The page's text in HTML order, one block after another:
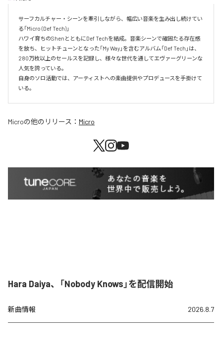
サーフカルチャー・シーンを牽引しながら、幅広い音楽を生み出し続けてい
る「Micro (Def Tech)」
ハワイ育ちのShenとともにDef Techを結成。音楽シーンで確固たる存在感
を放ち、ヒットチューンとなった「My Way」を含むアルバム「Def Tech」は、
280万枚以上のセールスを記録し、様々な世代を通してエヴァーグリーンな
人気を誇っている。
自身のソロ活動では、アーティストへの楽曲提供やプロデュースを手掛けて
いる。
Microの他のリリース： Micro
Hara Daiya、「Nobody Knows」を配信開始
新曲情報 2026.8.7